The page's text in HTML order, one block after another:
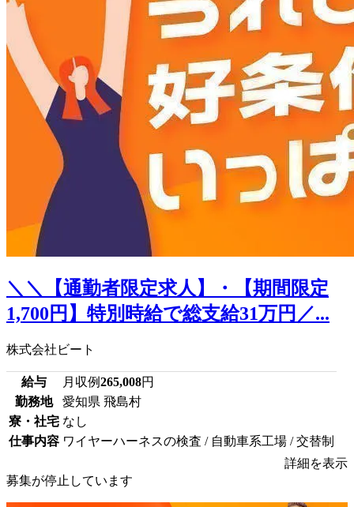
＼＼【通勤者限定求人】・【期間限定
1,700円】特別時給で総支給31万円／...
株式会社ビート
給与 月収例265,008円
勤務地
愛知県 飛島村
寮・社宅 なし
仕事内容 ワイヤーハーネスの検査 / 自動車系工場 / 交替制
詳細を表示
募集が停止しています